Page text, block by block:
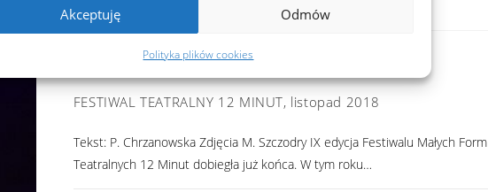
Akceptuję Odmów
Polityka plików cookies
FESTIWAL TEATRALNY 12 MINUT, listopad 2018
Tekst: P. Chrzanowska Zdjęcia M. Szczodry IX edycja Festiwalu Małych Form
Teatralnych 12 Minut dobiegła już końca. W tym roku…